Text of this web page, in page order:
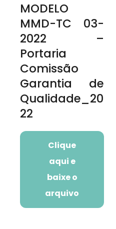
MODELO
MMD-TC 03-
2022 –
Portaria
Comissão
Garantia de
Qualidade_20
22
Clique
aqui e
baixe o
arquivo